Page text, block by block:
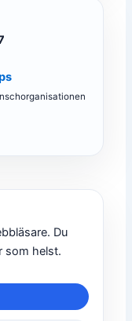
Du
som helst.